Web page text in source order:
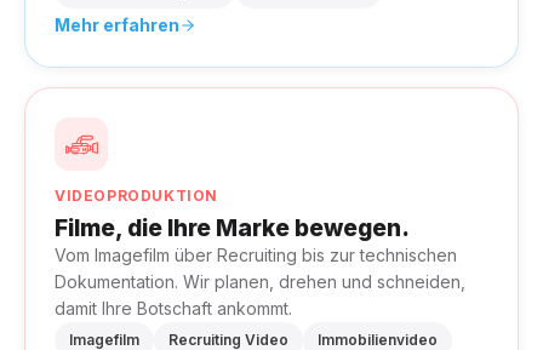
Mehr erfahren
VIDEOPRODUKTION
Filme, die Ihre Marke bewegen.
Vom Imagefilm über Recruiting bis zur technischen
Dokumentation. Wir planen, drehen und schneiden,
damit Ihre Botschaft ankommt.
Imagefilm Recruiting Video Immobilienvideo